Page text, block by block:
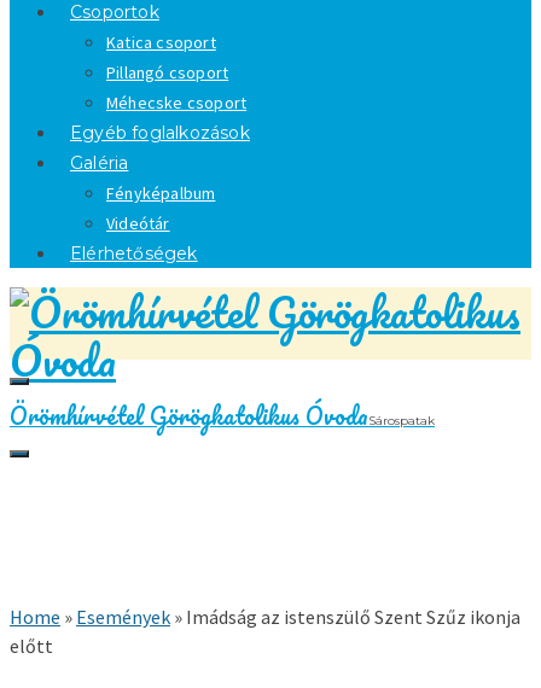
Csoportok
Katica csoport
Pillangó csoport
Méhecske csoport
Egyéb foglalkozások
Galéria
Fényképalbum
Videótár
Elérhetőségek
Örömhírvétel Görögkatolikus ÓvodaSárospatak
Home » Események » Imádság az istenszülő Szent Szűz ikonja
előtt